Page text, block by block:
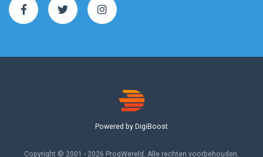
Powered by DigiBoost
Copyright © 2001 - 2026 ProgWereld. Alle rechten voorbehouden.